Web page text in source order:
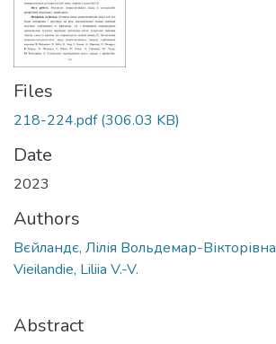
Files
218-224.pdf(306.03 KB)
Date
2023
Authors
Вєйландє, Лілія Вольдемар-Вікторівна
Vieilandie, Liliia V.-V.
Abstract